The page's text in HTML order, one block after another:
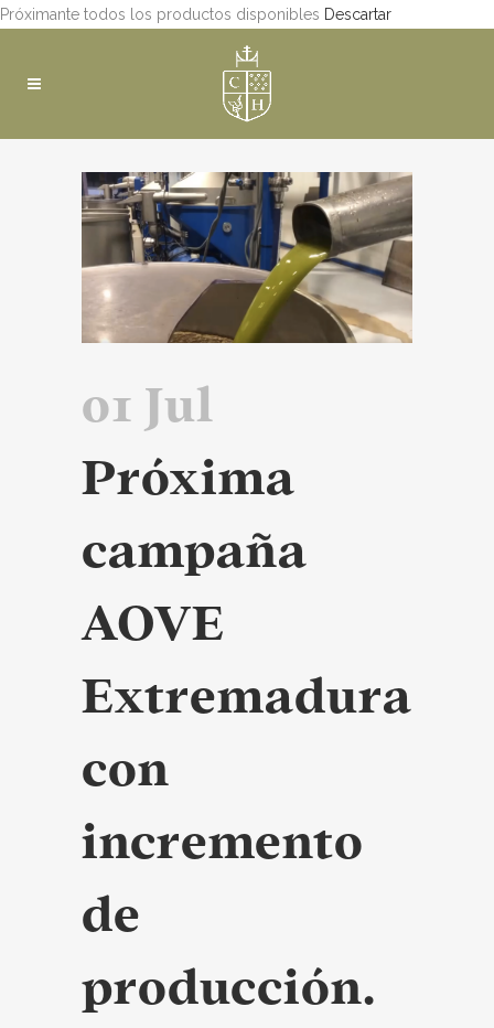
Próximante todos los productos disponibles Descartar
01 Jul
Próxima
campaña
AOVE
Extremadura
con
incremento
de
producción.